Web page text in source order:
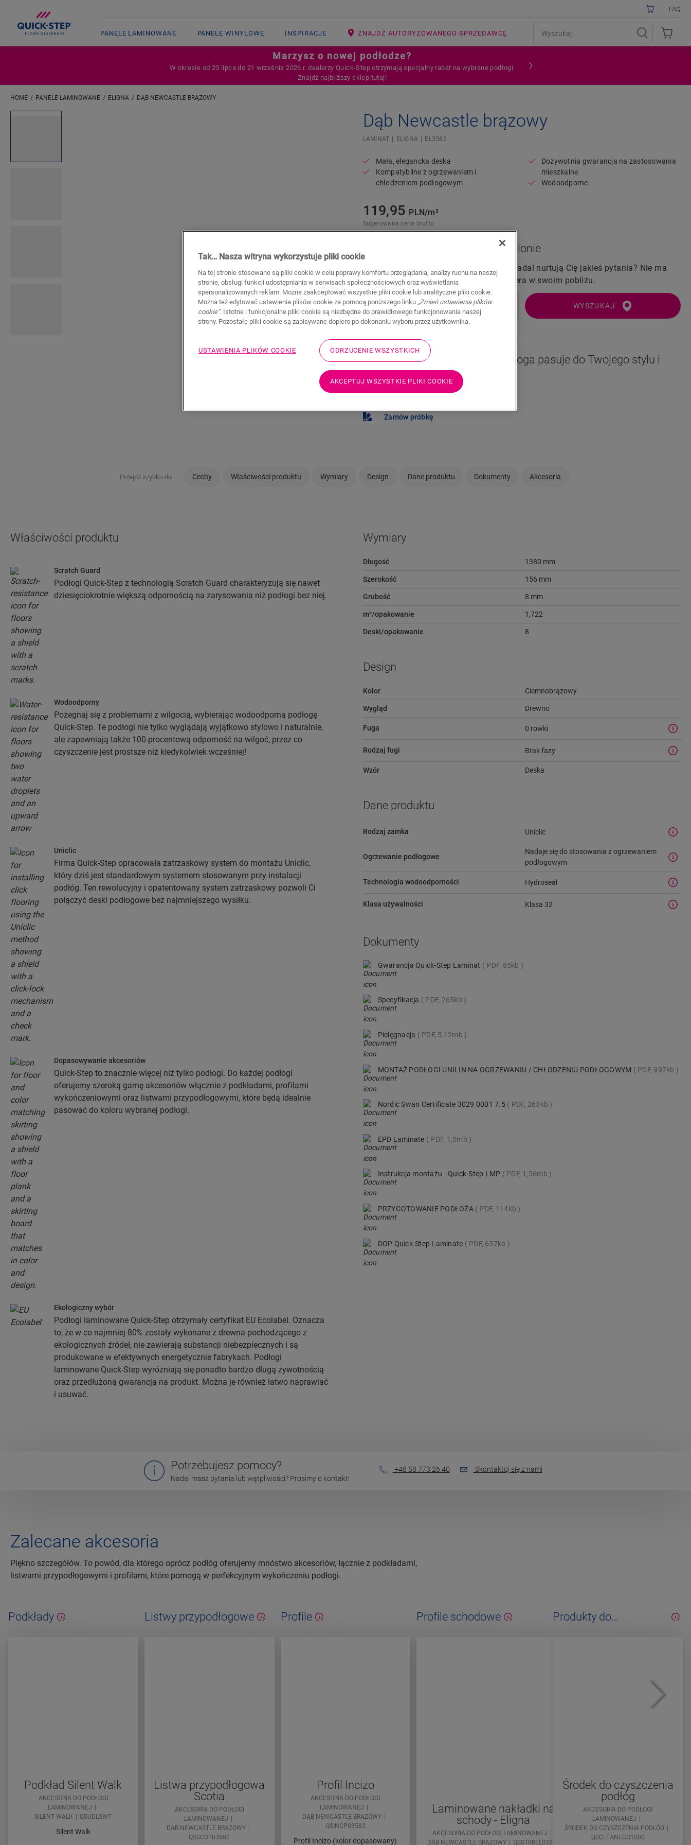
PANELE LAMINOWANE PANELE WINYLOWE INSPIRACJE ZNAJDŹ AUTORYZOWANEGO SPRZEDAWCĘ
FAQ
Marzysz o nowej podłodze?
W okresie od 23 lipca do 21 września 2026 r. dealerzy Quick‑Step otrzymają specjalny rabat na wybrane podłogi.
Znajdź najbliższy sklep tutaj!
HOME PANELE LAMINOWANE ELIGNA DĄB NEWCASTLE BRĄZOWY
Open image in lightbox
Dąb Newcastle brązowy
LAMINAT ELIGNA EL3582
Mała, elegancka deska
Kompatybilne z ogrzewaniem i
chłodzeniem podłogowym
Dożywotnia gwarancja na zastosowania
mieszkalne
Wodoodporne
119,95 PLN/m²
Sugerowana cena brutto
Znajdź dealera w swoim regionie
Chcesz zobaczyć tę podłogę na żywo? Nadal nurtują Cię jakieś pytania? Nie ma
problemu! Zawsze możesz znaleźć dealera w swoim pobliżu.
WYSZUKAJ
Nie masz pewności, czy ta podłoga pasuje do Twojego stylu i
potrzeb?
Zamów próbkę
Przejdź szybko do Cechy Właściwości produktu Wymiary Design Dane produktu Dokumenty Akcesoria
Właściwości produktu
Scratch Guard
Podłogi Quick-Step z technologią Scratch Guard charakteryzują się nawet
dziesięciokrotnie większą odpornością na zarysowania niż podłogi bez niej.
Wodoodporny
Pożegnaj się z problemami z wilgocią, wybierając wodoodporną podłogę
Quick-Step. Te podłogi nie tylko wyglądają wyjątkowo stylowo i naturalnie,
ale zapewniają także 100-procentową odporność na wilgoć, przez co
czyszczenie jest prostsze niż kiedykolwiek wcześniej!
Uniclic
Firma Quick-Step opracowała zatrzaskowy system do montażu Uniclic,
który dziś jest standardowym systemem stosowanym przy instalacji
podłóg. Ten rewolucyjny i opatentowany system zatrzaskowy pozwoli Ci
połączyć deski podłogowe bez najmniejszego wysiłku.
Dopasowywanie akcesoriów
Quick-Step to znacznie więcej niż tylko podłogi. Do każdej podłogi
oferujemy szeroką gamę akcesoriów włącznie z podkładami, profilami
wykończeniowymi oraz listwami przypodłogowymi, które będą idealnie
pasować do koloru wybranej podłogi.
Ekologiczny wybór
Podłogi laminowane Quick-Step otrzymały certyfikat EU Ecolabel. Oznacza
to, że w co najmniej 80% zostały wykonane z drewna pochodzącego z
ekologicznych źródeł, nie zawierają substancji niebezpiecznych i są
produkowane w efektywnych energetycznie fabrykach. Podłogi
laminowane Quick-Step wyróżniają się ponadto bardzo długą żywotnością
oraz przedłużoną gwarancją na produkt. Można je również łatwo naprawiać
i usuwać.
Wymiary
Długość 1380 mm
Szerokość 156 mm
Grubość 8 mm
m²/opakowanie 1,722
Deski/opakowanie 8
Design
Kolor Ciemnobrązowy
Wygląd Drewno
Fuga 0 rowki
Rodzaj fugi Brak fazy
Wzór Deska
Dane produktu
Rodzaj zamka Uniclic
Ogrzewanie podłogowe
Nadaje się do stosowania z ogrzewaniem
podłogowym
Technologia wodoodporności Hydroseal
Klasa używalności Klasa 32
Dokumenty
Gwarancja Quick-Step Laminat PDF, 85kb
Specyfikacja PDF, 265kb
Pielęgnacja PDF, 5,12mb
MONTAŻ PODŁOGI UNILIN NA OGRZEWANIU / CHŁODZENIU PODŁOGOWYM PDF, 997kb
Nordic Swan Certificate 3029 0001 7.5 PDF, 263kb
EPD Laminate PDF, 1,5mb
Instrukcja montażu - Quick-Step LMP PDF, 1,56mb
PRZYGOTOWANIE PODŁOŻA PDF, 114kb
DOP Quick-Step Laminate PDF, 657kb
Potrzebujesz pomocy?
Nadal masz pytania lub wątpliwości? Prosimy o kontakt!
+48 58 773 26 40 Skontaktuj się z nami
Zalecane akcesoria
Piękno szczegółów. To powód, dla którego oprócz podłóg oferujemy mnóstwo akcesoriów, łącznie z podkładami,
listwami przypodłogowymi i profilami, które pomogą w perfekcyjnym wykończeniu podłogi.
Podkłady
Podkład Silent Walk
AKCESORIA DO PODŁOGI
LAMINOWANEJ
SILENT WALK
QSUDLSW7
Silent Walk
Listwy przypodłogowe
Listwa przypodłogowa
Scotia
AKCESORIA DO PODŁOGI
LAMINOWANEJ
DĄB NEWCASTLE BRĄZOWY
QSSCOT03582
Profile
Profil Incizo
AKCESORIA DO PODŁOGI
LAMINOWANEJ
DĄB NEWCASTLE BRĄZOWY
QSINCP03582
Profil Incizo (kolor dopasowany)
Profile schodowe
Laminowane nakładki na
schody - Eligna
AKCESORIA DO PODŁOGI LAMINOWANEJ
DĄB NEWCASTLE BRĄZOWY
QSSTRBEL03582
Produkty do
Środek do czyszczenia
podłóg
AKCESORIA DO PODŁOGI
LAMINOWANEJ
ŚRODEK DO CZYSZCZENIA PODŁÓG
QSCLEANECO1000
Tak… Nasza witryna wykorzystuje pliki cookie
Na tej stronie stosowane są pliki cookie w celu poprawy komfortu przeglądania, analizy ruchu na naszej
stronie, obsługi funkcji udostępniania w serwisach społecznościowych oraz wyświetlania
spersonalizowanych reklam. Można zaakceptować wszystkie pliki cookie lub analityczne pliki cookie.
Można też edytować ustawienia plików cookie za pomocą poniższego linku „Zmień ustawienia plików
cookie”. Istotne i funkcjonalne pliki cookie są niezbędne do prawidłowego funkcjonowania naszej
strony. Pozostałe pliki cookie są zapisywane dopiero po dokonaniu wyboru przez użytkownika.
USTAWIENIA PLIKÓW COOKIE ODRZUCENIE WSZYSTKICH
AKCEPTUJ WSZYSTKIE PLIKI COOKIE